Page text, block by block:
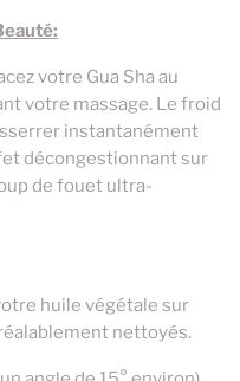
votre Gua Sha au
votre massage. Le froid
instantanément
décongestionnant sur
de fouet ultra-
huile végétale sur
nettoyés.